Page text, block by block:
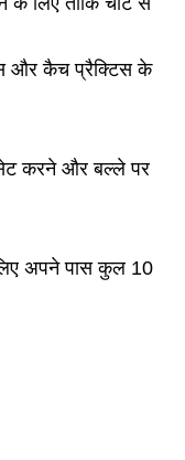
और कैच प्रैक्टिस के
करने और बल्ले पर
अपने पास कुल 10